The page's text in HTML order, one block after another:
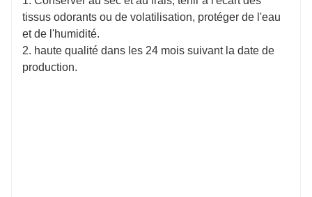
tissus odorants ou de volatilisation, protéger de l'eau
et de l'humidité.
2. haute qualité dans les 24 mois suivant la date de
production.